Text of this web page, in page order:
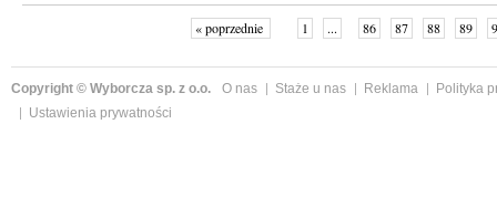
« poprzednie 1 ... 86 87 88 89
Copyright © Wyborcza sp. z o.o. O nas Staże u nas Reklama
Polityka
Ustawienia prywatności